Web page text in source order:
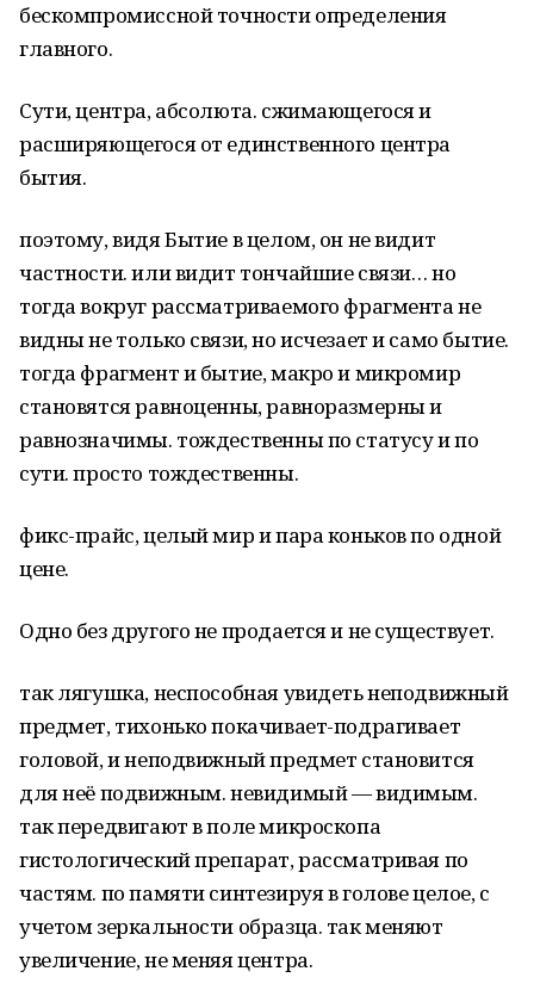
бескомпромиссной точности определения
главного.
Сути, центра, абсолюта. сжимающегося и
расширяющегося от единственного центра
бытия.
поэтому, видя Бытие в целом, он не видит
частности. или видит тончайшие связи… но
тогда вокруг рассматриваемого фрагмента не
видны не только связи, но исчезает и само бытие.
тогда фрагмент и бытие, макро и микромир
становятся равноценны, равноразмерны и
равнозначимы. тождественны по статусу и по
сути. просто тождественны.
фикс-прайс, целый мир и пара коньков по одной
цене.
Одно без другого не продается и не существует.
так лягушка, неспособная увидеть неподвижный
предмет, тихонько покачивает-подрагивает
головой, и неподвижный предмет становится
для неё подвижным. невидимый — видимым.
так передвигают в поле микроскопа
гистологический препарат, рассматривая по
частям. по памяти синтезируя в голове целое, с
учетом зеркальности образца. так меняют
увеличение, не меняя центра.